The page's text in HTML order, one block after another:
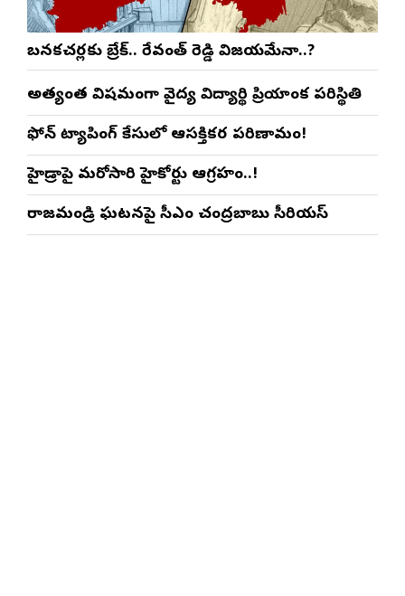
బనకచర్లకు బ్రేక్.. రేవంత్ రెడ్డి విజయమేనా..?
అత్యంత విషమంగా వైద్య విద్యార్థిని ప్రియాంక పరిస్థితి
ఫోన్ ట్యాపింగ్ కేసులో ఆసక్తికర పరిణామం!
హైడ్రాపై మరోసారి హైకోర్టు ఆగ్రహం..!
రాజమండ్రి ఘటనపై సీఎం చంద్రబాబు సీరియస్